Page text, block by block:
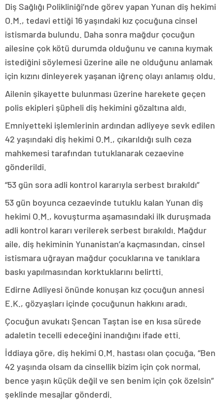
Diş Sağlığı Polikliniği’nde görev yapan Yunan diş hekimi
O.M., tedavi ettiği 16 yaşındaki kız çocuğuna cinsel
istismarda bulundu. Daha sonra mağdur çocuğun
ailesine çok kötü durumda olduğunu ve canına kıymak
istediğini söylemesi üzerine aile ne olduğunu anlamak
için kızını dinleyerek yaşanan iğrenç olayı anlamış oldu.
Ailenin şikayette bulunması üzerine harekete geçen
polis ekipleri şüpheli diş hekimini gözaltına aldı.
Emniyetteki işlemlerinin ardından adliyeye sevk edilen
42 yaşındaki diş hekimi O.M., çıkarıldığı sulh ceza
mahkemesi tarafından tutuklanarak cezaevine
gönderildi.
“53 gün sora adli kontrol kararıyla serbest bırakıldı”
53 gün boyunca cezaevinde tutuklu kalan Yunan diş
hekimi O.M., kovuşturma aşamasındaki ilk duruşmada
adli kontrol kararı verilerek serbest bırakıldı. Mağdur
aile, diş hekiminin Yunanistan’a kaçmasından, cinsel
istismara uğrayan mağdur çocuklarına ve tanıklara
baskı yapılmasından korktuklarını belirtti.
Edirne Adliyesi önünde konuşan kız çocuğun annesi
E.K., gözyaşları içinde çocuğunun hakkını aradı.
Çocuğun avukatı Şencan Taştan ise en kısa sürede
adaletin tecelli edeceğini inandığını ifade etti.
İddiaya göre, diş hekimi O.M. hastası olan çocuğa, “Ben
42 yaşında olsam da cinsellik bizim için çok normal,
bence yaşın küçük değil ve sen benim için çok özelsin”
şeklinde mesajlar gönderdi.